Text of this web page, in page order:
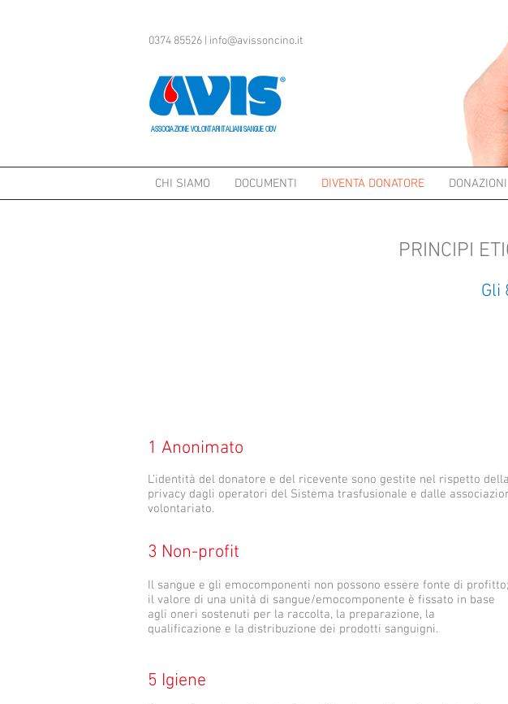
0374 85526 | info@avissoncino.it
ASSOCIAZIONE VOLONTARI ITALIANI SANGUE ODV
CHI SIAMO DOCUMENTI DIVENTA DONATORE DONAZIONI
PRINCIPI
Gli
1 Anonimato
L’identità del donatore e del ricevente sono gestite nel rispetto della
privacy dagli operatori del Sistema trasfusionale e dalle
volontariato.
3 Non-profit
Il sangue e gli emocomponenti non possono essere fonte di profitto;
il valore di una unità di sangue/emocomponente è fissato in base
agli oneri sostenuti per la raccolta, la preparazione, la
qualificazione e la distribuzione dei prodotti sanguigni.
5 Igiene